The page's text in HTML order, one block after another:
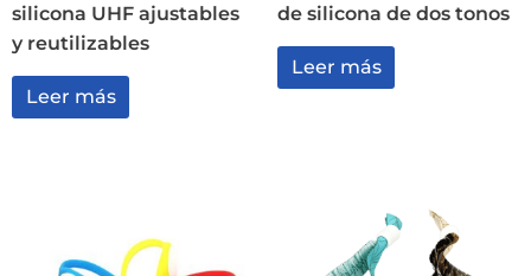
silicona UHF ajustables
y reutilizables
Leer más
de silicona de dos tonos
Leer más